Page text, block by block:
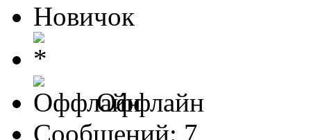
Новичок
Оффлайн
Сообщений: 7